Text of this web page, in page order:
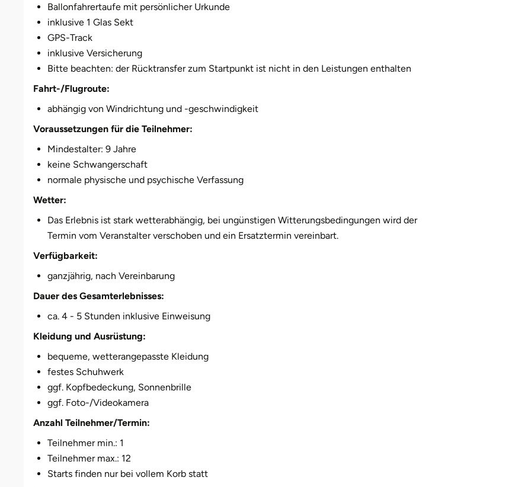
Ballonfahrertaufe mit persönlicher Urkunde
inklusive 1 Glas Sekt
GPS-Track
inklusive Versicherung
Bitte beachten: der Rücktransfer zum Startpunkt ist nicht in den Leistungen enthalten
Fahrt-/Flugroute:
abhängig von Windrichtung und -geschwindigkeit
Voraussetzungen für die Teilnehmer:
Mindestalter: 9 Jahre
keine Schwangerschaft
normale physische und psychische Verfassung
Wetter:
Das Erlebnis ist stark wetterabhängig, bei ungünstigen Witterungsbedingungen wird der
Termin vom Veranstalter verschoben und ein Ersatztermin vereinbart.
Verfügbarkeit:
ganzjährig, nach Vereinbarung
Dauer des Gesamterlebnisses:
ca. 4 - 5 Stunden inklusive Einweisung
Kleidung und Ausrüstung:
bequeme, wetterangepasste Kleidung
festes Schuhwerk
ggf. Kopfbedeckung, Sonnenbrille
ggf. Foto-/Videokamera
Anzahl Teilnehmer/Termin:
Teilnehmer min.: 1
Teilnehmer max.: 12
Starts finden nur bei vollem Korb statt
sächsische Schweiz